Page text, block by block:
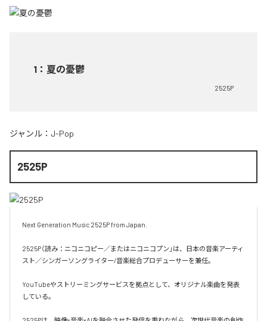
1 ： 夏の憂鬱
2525P
ジャンル： J-Pop
2525P
Next Generation Music 2525P from Japan.
2525P（読み：ニコニコピー／またはニコニコプン」は、日本の音楽アーティ
スト／シンガーソングライター/音楽総合プロデューサーを兼任。
YouTubeやストリーミングサービスを拠点として、オリジナル楽曲を発表
している。